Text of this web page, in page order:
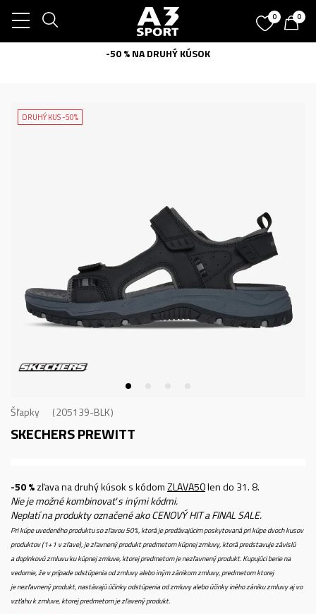
0 0
-50 % NA DRUHÝ KÚSOK
DRUHÝ KUS -50%
Šľapky 205139-BLK
SKECHERS PREWITT
-50 %zľava na druhý kúsok s kódomZLAVA50len do 31. 8.
Nie je možné kombinovať s inými kódmi.
Neplatí na produkty označené ako CENOVÝ HIT a FINAL SALE.
Pri kúpe uvedeného produktu so zľavou 50%, ktorá je predávajúcim poskytovaná pri kúpe dvoch kusov
produktov (1+1 v zľave), je zľavnený produkt predmetom kúpnej zmluvy, ktorá predstavuje závislú
a doplnkovú zmluvu ku kúpnej zmluve, ktorej predmetom je nezľavnený produkt. Kupujúci berie na
vedomie, že v prípade odstúpenia od zmluvy alebo iným zánikom zmluvy, predmetom ktorej
je nezľavnený produkt, nastávajú účinky odstúpenia od zmluvy alebo účinky iného zániku zmluvy aj vo
vzťahu k zmluve, ktorej predmetom je zľavený produkt.